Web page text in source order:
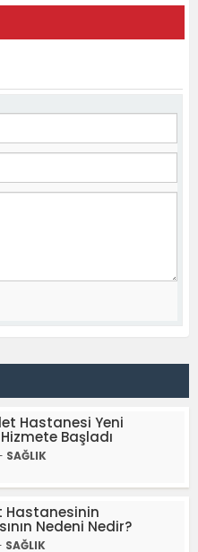
Hastanesi Yeni
Başladı
SAĞLIK
Hastanesinin
Nedeni Nedir?
SAĞLIK